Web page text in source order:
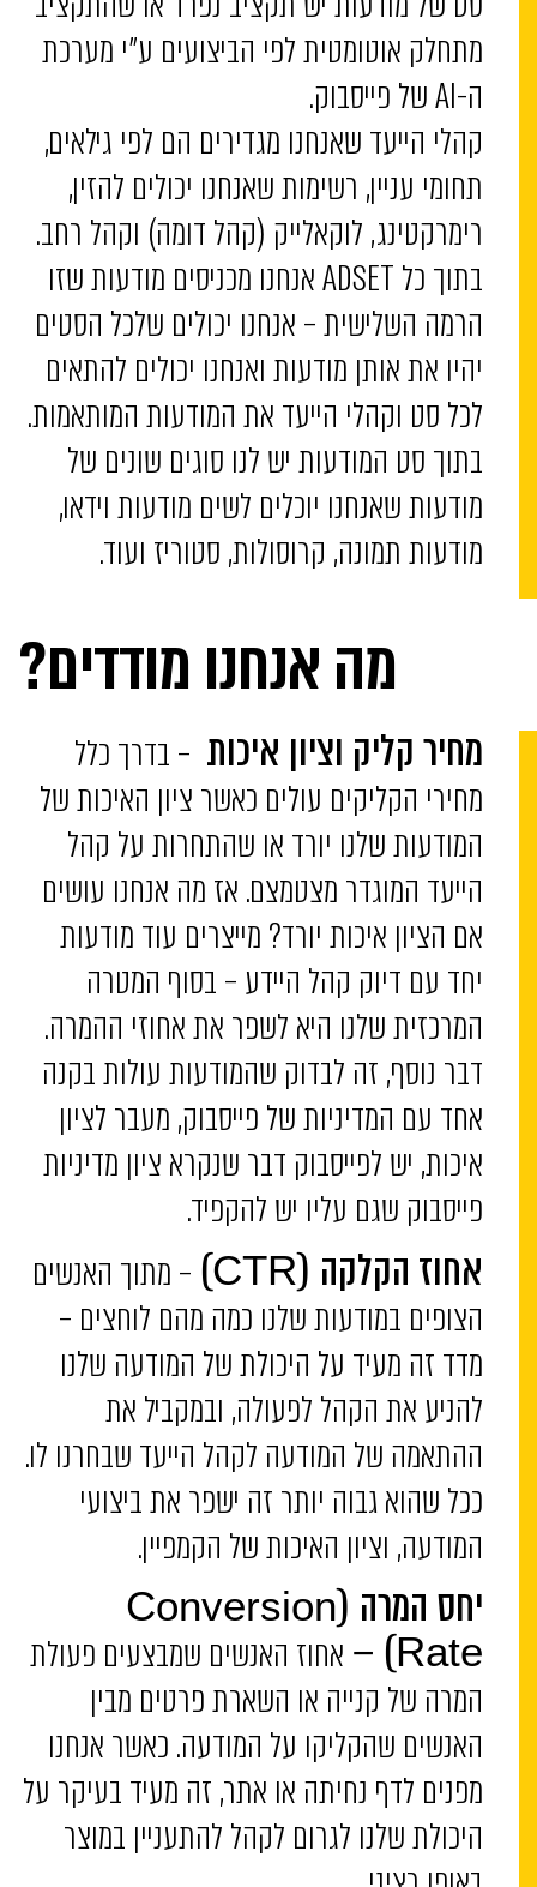
מתחלק אוטומטית לפי הביצועים ע”י מערכת
ה-AI של פייסבוק.
קהלי הייעד שאנחנו מגדירים הם לפי גילאים,
תחומי עניין, רשימות שאנחנו יכולים להזין,
רימרקטינג, לוקאלייק (קהל דומה) וקהל רחב.
בתוך כל ADSET אנחנו מכניסים מודעות שזו
הרמה השלישית – אנחנו יכולים שלכל הסטים
יהיו את אותן מודעות ואנחנו יכולים להתאים
לכל סט וקהלי הייעד את המודעות המותאמות.
בתוך סט המודעות יש לנו סוגים שונים של
מודעות שאנחנו יוכלים לשים מודעות וידאו,
מודעות תמונה, קרוסולות, סטוריז ועוד.
מה אנחנו מודדים?
מחיר קליק וציון איכות – בדרך כלל
מחירי הקליקים עולים כאשר ציון האיכות של
המודעות שלנו יורד או שהתחרות על קהל
הייעד המוגדר מצטמצם. אז מה אנחנו עושים
אם הציון איכות יורד? מייצרים עוד מודעות
יחד עם דיוק קהל היידע – בסוף המטרה
המרכזית שלנו היא לשפר את אחוזי ההמרה.
דבר נוסף, זה לבדוק שהמודעות עולות בקנה
אחד עם המדיניות של פייסבוק, מעבר לציון
איכות, יש לפייסבוק דבר שנקרא ציון מדיניות
פייסבוק שגם עליו יש להקפיד.
אחוז הקלקה (CTR)
– מתוך האנשים
הצופים במודעות שלנו כמה מהם לוחצים –
מדד זה מעיד על היכולת של המודעה שלנו
להניע את הקהל לפעולה, ובמקביל את
ההתאמה של המודעה לקהל הייעד שבחרנו לו.
ככל שהוא גבוה יותר זה ישפר את ביצועי
המודעה, וציון האיכות של הקמפיין.
יחס המרה (Conversion
Rate) –
אחוז האנשים שמבצעים פעולת
המרה של קנייה או השארת פרטים מבין
האנשים שהקליקו על המודעה. כאשר אנחנו
מפנים לדף נחיתה או אתר, זה מעיד בעיקר על
היכולת שלנו לגרום לקהל להתעניין במוצר